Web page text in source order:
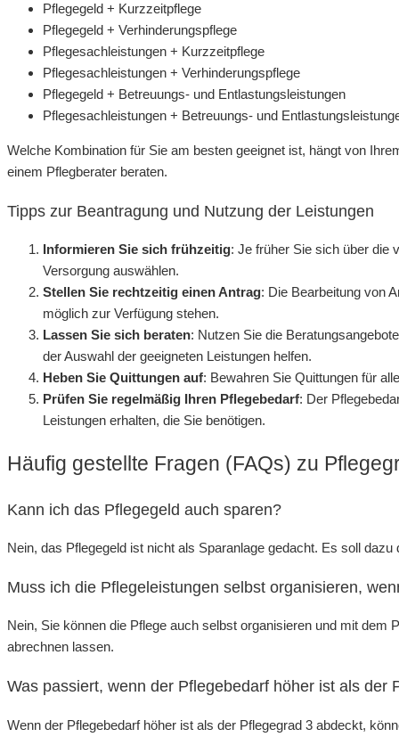
Pflegegeld + Kurzzeitpflege
Pflegegeld + Verhinderungspflege
Pflegesachleistungen + Kurzzeitpflege
Pflegesachleistungen + Verhinderungspflege
Pflegegeld + Betreuungs- und Entlastungsleistungen
Pflegesachleistungen + Betreuungs- und
Welche Kombination für Sie am besten geeignet ist, hängt von
einem Pflegberater beraten.
Tipps zur Beantragung und Nutzung der Leistungen
Informieren Sie sich frühzeitig: Je früher Sie sich über die
Versorgung auswählen.
Stellen Sie rechtzeitig einen Antrag: Die Bearbeitung von
möglich zur Verfügung stehen.
Lassen Sie sich beraten: Nutzen Sie die
der Auswahl der geeigneten Leistungen helfen.
Heben Sie Quittungen auf: Bewahren Sie Quittungen für
Prüfen Sie regelmäßig Ihren Pflegebedarf: Der
Leistungen erhalten, die Sie benötigen.
Häufig gestellte Fragen (FAQs) zu
Kann ich das Pflegegeld auch sparen?
Nein, das Pflegegeld ist nicht als Sparanlage gedacht. Es soll
Muss ich die Pflegeleistungen selbst organisieren,
Nein, Sie können die Pflege auch selbst organisieren und mit dem
abrechnen lassen.
Was passiert, wenn der Pflegebedarf höher ist als der
Wenn der Pflegebedarf höher ist als der Pflegegrad 3 abdeckt,